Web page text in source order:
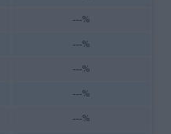
---%
---%
---%
---%
---%